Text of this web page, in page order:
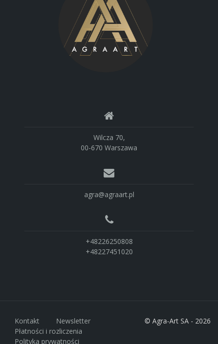
Wilcza 70,
00-670 Warszawa
agra@agraart.pl
+48226250808
+48227451020
Kontakt
Newsletter
Płatności i rozliczenia
Polityka prywatności
© Agra-Art SA - 2026